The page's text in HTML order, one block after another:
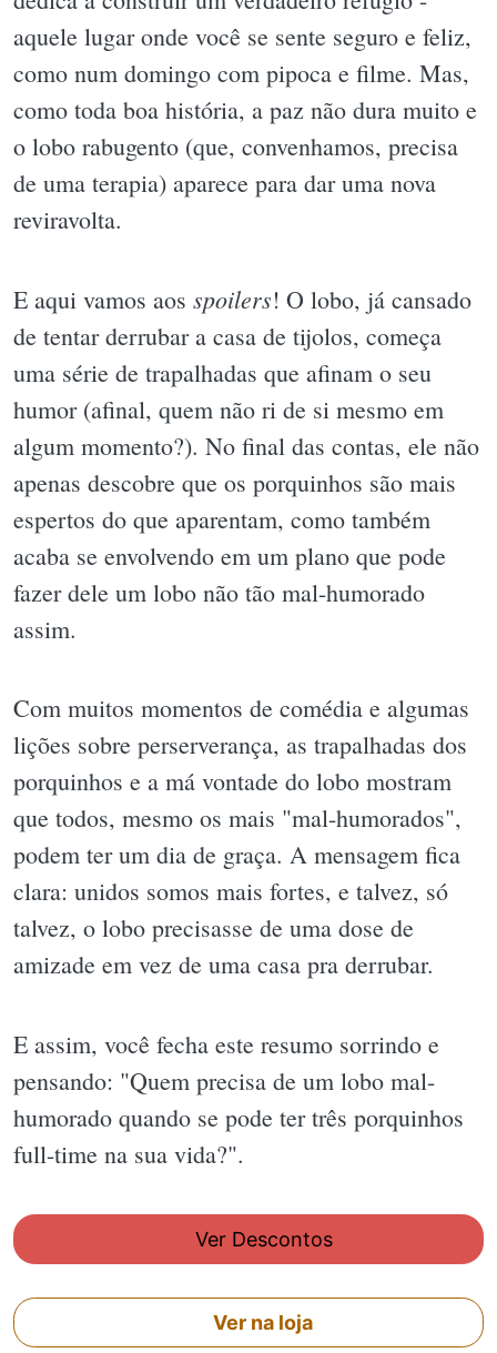
aquele lugar onde você se sente seguro e feliz,
como num domingo com pipoca e filme. Mas,
como toda boa história, a paz não dura muito e
o lobo rabugento (que, convenhamos, precisa
de uma terapia) aparece para dar uma nova
reviravolta.
E aqui vamos aos spoilers! O lobo, já cansado
de tentar derrubar a casa de tijolos, começa
uma série de trapalhadas que afinam o seu
humor (afinal, quem não ri de si mesmo em
algum momento?). No final das contas, ele não
apenas descobre que os porquinhos são mais
espertos do que aparentam, como também
acaba se envolvendo em um plano que pode
fazer dele um lobo não tão mal-humorado
assim.
Com muitos momentos de comédia e algumas
lições sobre perserverança, as trapalhadas dos
porquinhos e a má vontade do lobo mostram
que todos, mesmo os mais "mal-humorados",
podem ter um dia de graça. A mensagem fica
clara: unidos somos mais fortes, e talvez, só
talvez, o lobo precisasse de uma dose de
amizade em vez de uma casa pra derrubar.
E assim, você fecha este resumo sorrindo e
pensando: "Quem precisa de um lobo mal-
humorado quando se pode ter três porquinhos
full-time na sua vida?".
Ver Descontos
Ver na loja